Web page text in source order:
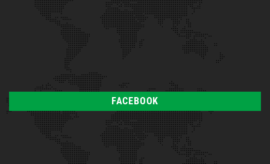
FACEBOOK